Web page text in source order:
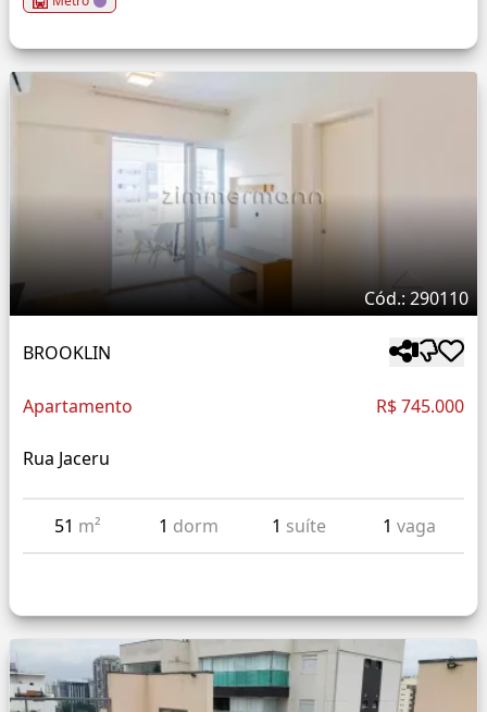
Cód.: 290110
BROOKLIN
Apartamento R$ 745.000
Rua Jaceru
51 m² 1 dorm 1 suíte 1 vaga